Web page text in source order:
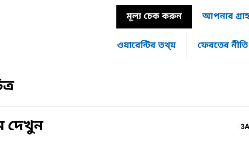
মূল্য চেক করুন আপনার
ওয়ারেন্টির তথ্য় ফেরতের নীতি
দেখুন